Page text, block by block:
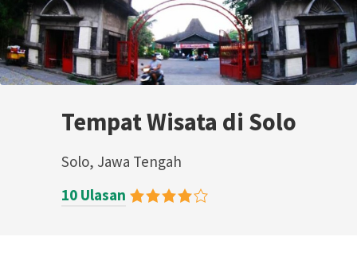
Tempat Wisata di Solo
Solo, Jawa Tengah
10 Ulasan